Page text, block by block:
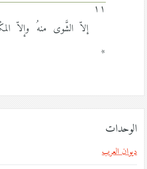
١١
إلاّ الشَّوى منهُ وإلاّ
*
الوحدات
ديوان العرب